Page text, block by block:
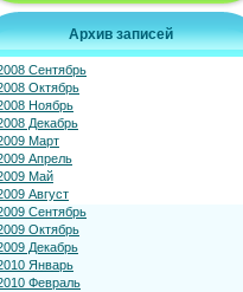
Архив записей
Сентябрь
Октябрь
Ноябрь
Декабрь
Март
Апрель
Май
Август
Сентябрь
Октябрь
Декабрь
Январь
Февраль